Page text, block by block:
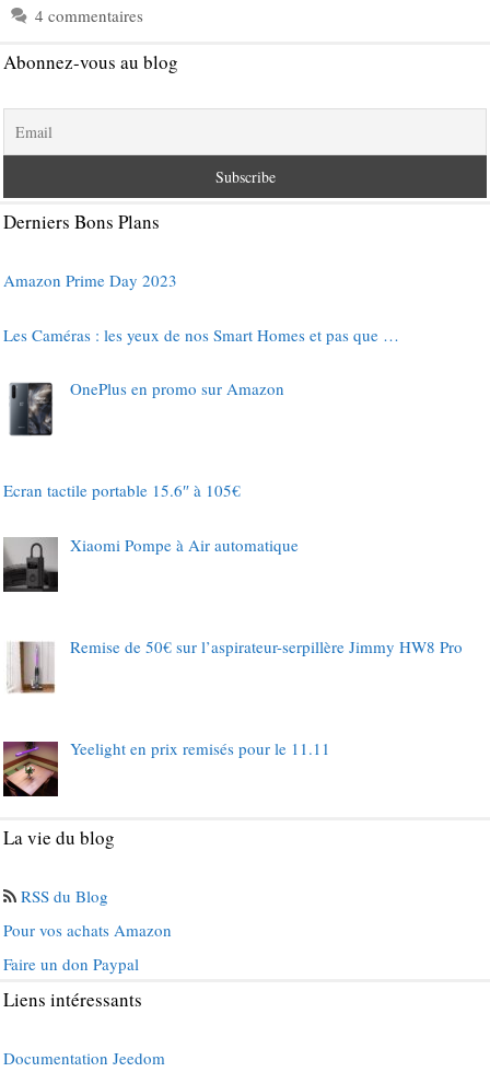
4 commentaires
Abonnez-vous au blog
Derniers Bons Plans
Amazon Prime Day 2023
Les Caméras : les yeux de nos Smart Homes et pas que …
OnePlus en promo sur Amazon
Ecran tactile portable 15.6″ à 105€
Xiaomi Pompe à Air automatique
Remise de 50€ sur l’aspirateur-serpillère Jimmy HW8 Pro
Yeelight en prix remisés pour le 11.11
La vie du blog
RSS du Blog
Pour vos achats Amazon
Faire un don Paypal
Liens intéressants
Documentation Jeedom